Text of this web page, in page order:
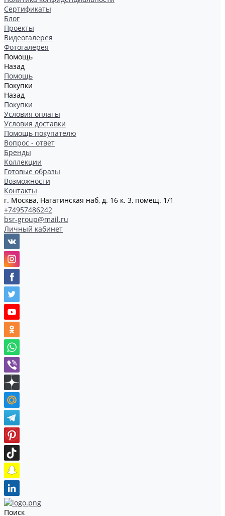
Сертификаты
Блог
Проекты
Видеогалерея
Фотогалерея
Помощь
Назад
Помощь
Покупки
Назад
Покупки
Условия оплаты
Условия доставки
Помощь покупателю
Вопрос - ответ
Бренды
Коллекции
Готовые образы
Возможности
Контакты
г. Москва, Нагатинская наб, д. 16 к. 3, помещ. 1/1
+74957486242
bsr-group@mail.ru
Личный кабинет
Поиск